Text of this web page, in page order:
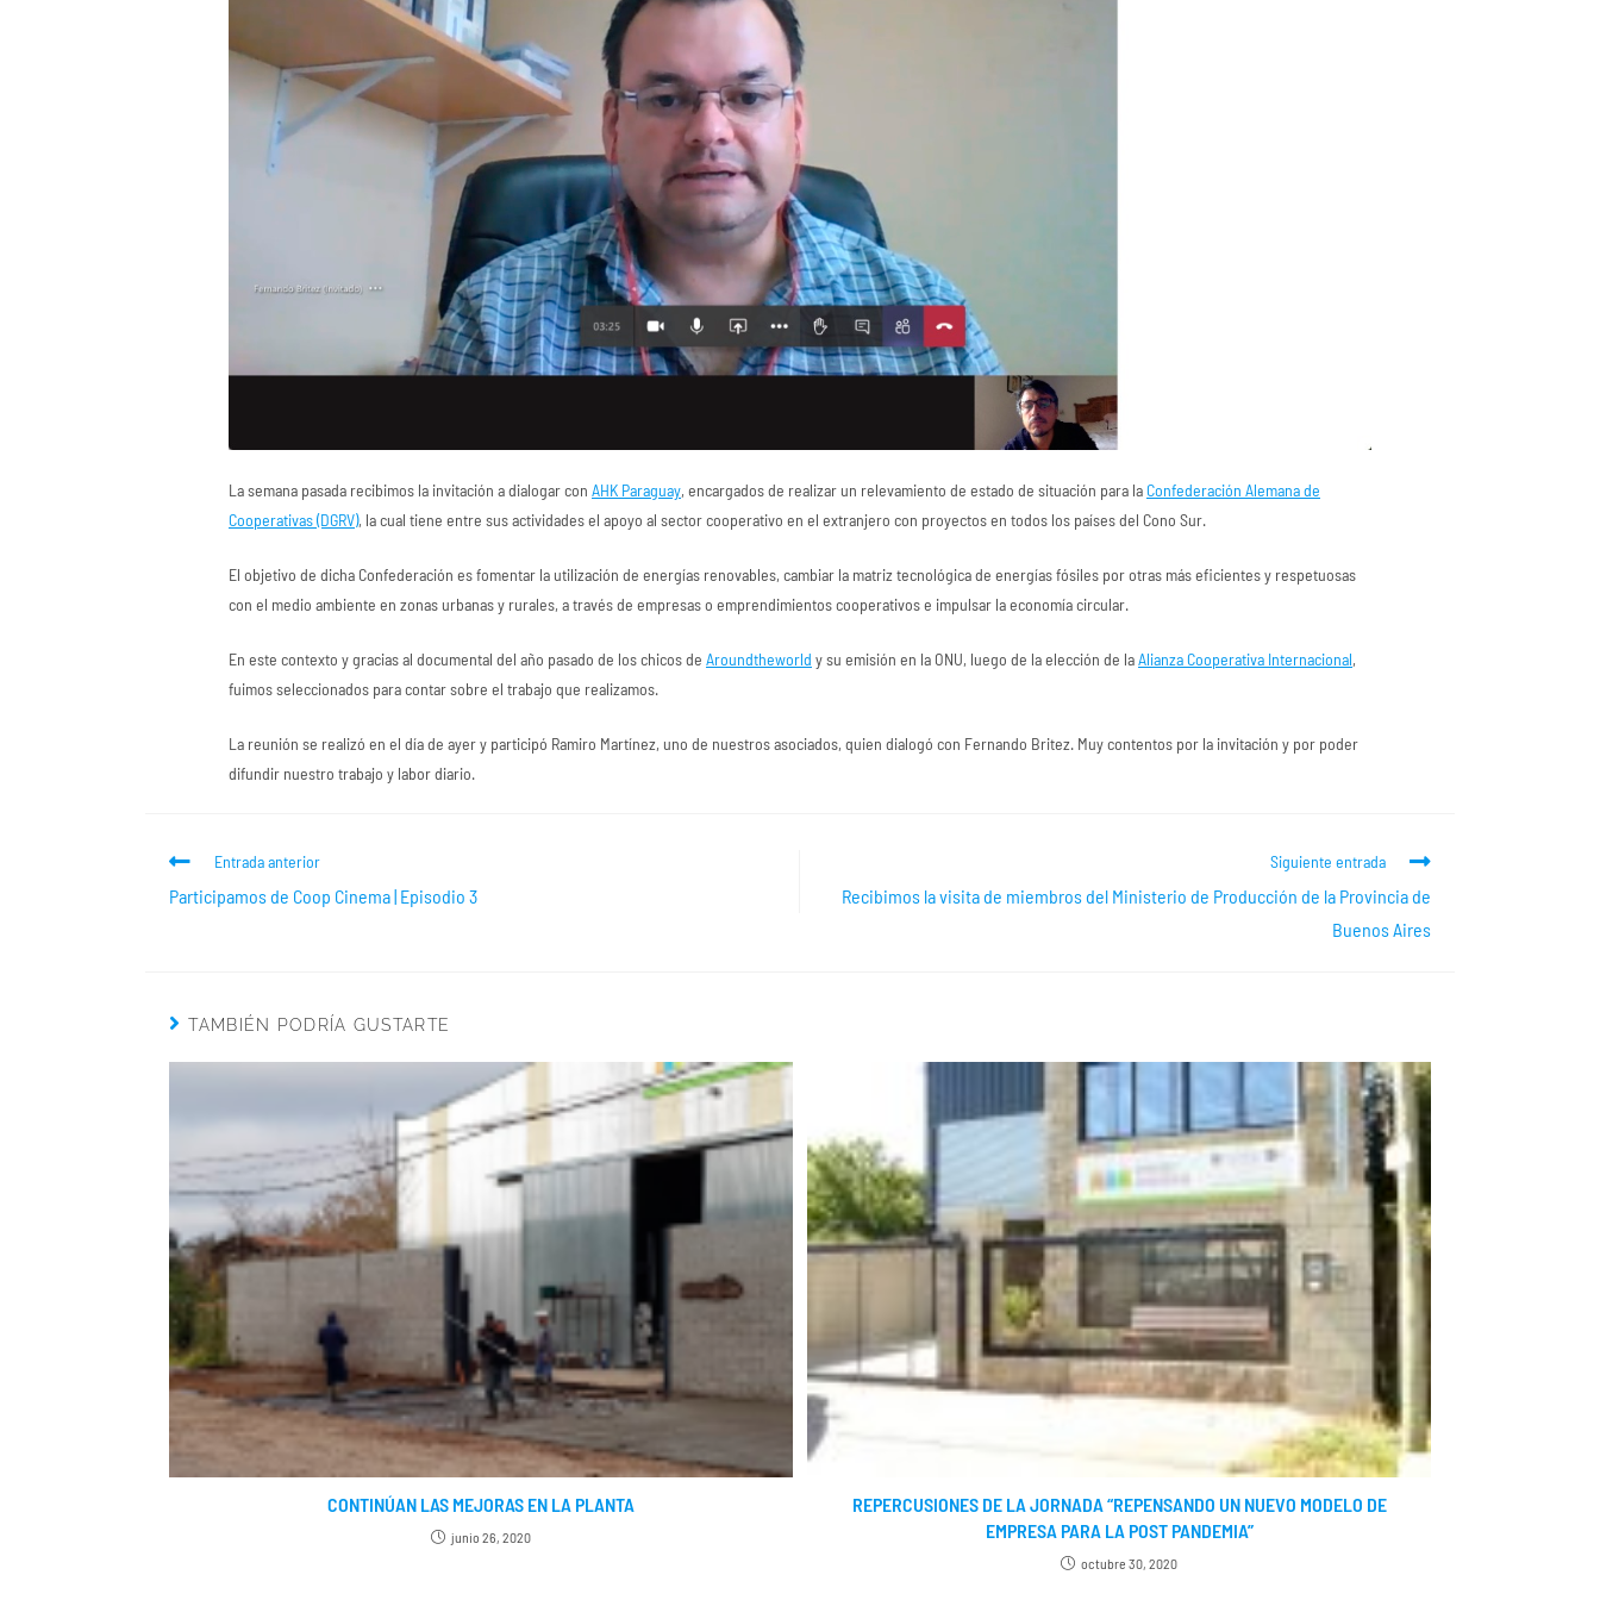
La semana pasada recibimos la invitación a dialogar con AHK Paraguay, encargados de realizar un relevamiento de estado de situación para laConfederación Alemana de
Cooperativas (DGRV), la cual tiene entre sus actividades el apoyo al sector cooperativo en el extranjero con proyectos en todos los países del Cono Sur.
El objetivo de dicha Confederación es fomentar la utilización de energías renovables, cambiar la matriz tecnológica de energías fósiles por otras más eficientes y respetuosas
con el medio ambiente en zonas urbanas y rurales, a través de empresas o emprendimientos cooperativos e impulsar la economía circular.
En este contexto y gracias al documental del año pasado de los chicos de Aroundtheworld y su emisión en la ONU, luego de la elección de laAlianza Cooperativa Internacional,
fuimos seleccionados para contar sobre el trabajo que realizamos.
La reunión se realizó en el día de ayer y participó Ramiro Martínez, uno de nuestros asociados, quien dialogó con Fernando Britez. Muy contentos por la invitación y por poder
difundir nuestro trabajo y labor diario.
Entrada anterior
Participamos de Coop Cinema | Episodio 3
Siguiente entrada
Recibimos la visita de miembros del Ministerio de Producción de la Provincia de
Buenos Aires
TAMBIÉN PODRÍA GUSTARTE
CONTINÚAN LAS MEJORAS EN LA PLANTA
junio 26, 2020
REPERCUSIONES DE LA JORNADA “REPENSANDO UN NUEVO MODELO DE
EMPRESA PARA LA POST PANDEMIA”
octubre 30, 2020